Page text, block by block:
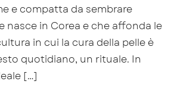
e compatta da sembrare
nasce in Corea e che affonda le
in cui la cura della pelle è
quotidiano, un rituale. In
[…]